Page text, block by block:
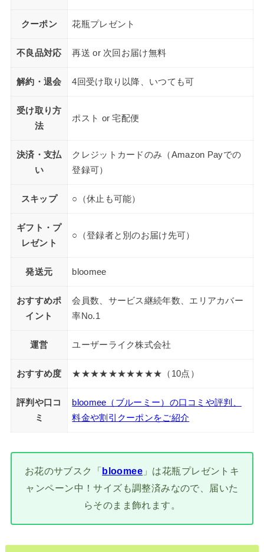
クーポン 花瓶プレゼント
不良品対応 再送 or 次回お届け無料
解約・退会 4回受け取り以降、いつても可
受け取り方
法
ポスト or 宅配便
決済・支払
い
クレジットカードのみ（Amazon Payでの
登録可）
スキップ ○（休止も可能）
ギフト・プ
レゼント
○（登録者と別のお届け先可）
発送元 bloomee
おすすめポ
イント
会員数、サービス継続年数、エリアカバー
率No.1
運営 ユーザーライク株式会社
おすすめ度 ★★★★★★★★★★（10点）
評判や口コ
ミ
bloomee（ブルーミー）の口コミや評判、
料金や割引クーポンをご紹介
お花のサブスク「 bloomee 」は花瓶プレゼントキ
ャンペーン中！サイズも調整済みなので、届いた
らそのまま飾れます。